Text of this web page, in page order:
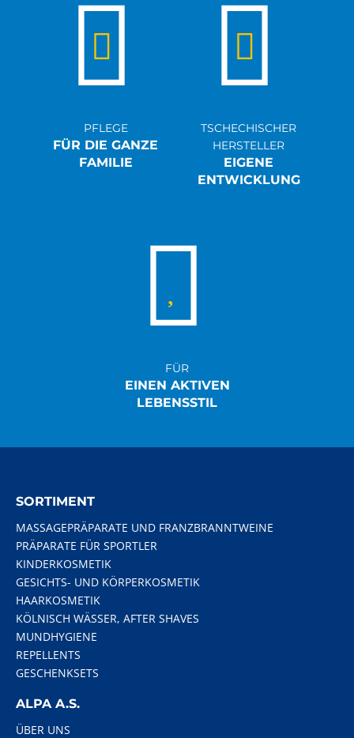
PFLEGE
FÜR DIE GANZE
FAMILIE
TSCHECHISCHER
HERSTELLER
EIGENE
ENTWICKLUNG
FÜR
EINEN AKTIVEN
LEBENSSTIL
SORTIMENT
MASSAGEPRÄPARATE UND FRANZBRANNTWEINE
PRÄPARATE FÜR SPORTLER
KINDERKOSMETIK
GESICHTS- UND KÖRPERKOSMETIK
HAARKOSMETIK
KÖLNISCH WÄSSER, AFTER SHAVES
MUNDHYGIENE
REPELLENTS
GESCHENKSETS
ALPA A.S.
ÜBER UNS